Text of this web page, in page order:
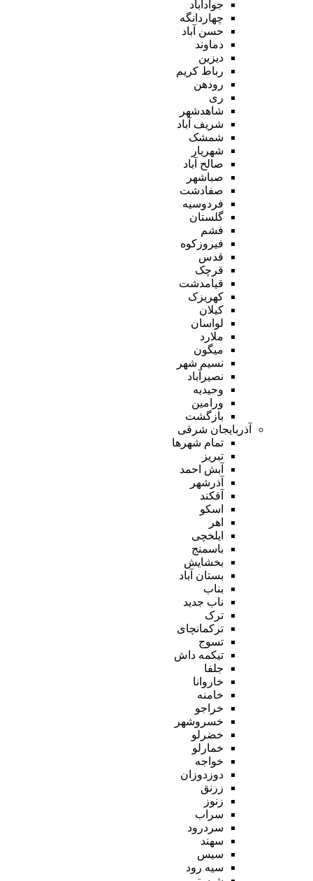
جوادآباد
چهاردانگه
حسن آباد
دماوند
دیزین
رباط کریم
رودهن
ری
شاهدشهر
شریف آباد
شمشک
شهریار
صالح آباد
صباشهر
صفادشت
فردوسیه
گلستان
فشم
فیروزکوه
قدس
قرچک
قیامدشت
کهریزک
کیلان
لواسان
ملارد
میگون
نسیم شهر
نصیرآباد
وحیدیه
ورامین
بازگشت
آذربایجان شرقی
تمام شهر‌ها
تبریز
آبش احمد
آذرشهر
آقکند
اسکو
اهر
ایلخچی
باسمنج
بخشایش
بستان آباد
بناب
ناب جدید
ترک
ترکمانچای
تسوج
تیکمه داش
جلفا
خاروانا
خامنه
خراجو
خسروشهر
خضرلو
خمارلو
خواجه
دوزدوزان
زرنق
زنوز
سراب
سردرود
سهند
سیس
سیه رود